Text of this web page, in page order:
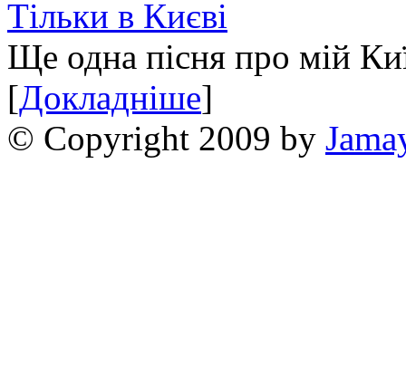
Тільки в Києві
Ще одна пісня про мій
[Докладніше]
© Copyright 2009 by